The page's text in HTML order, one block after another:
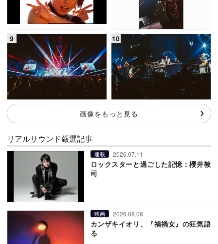
画像をもっと見る
リアルサウンド厳選記事
連載 2026.07.11
ロックスターと過ごした記憶：櫻井敦
司
映画 2026.08.08
カンザキイオリ、『禍禍女』の狂気語
る